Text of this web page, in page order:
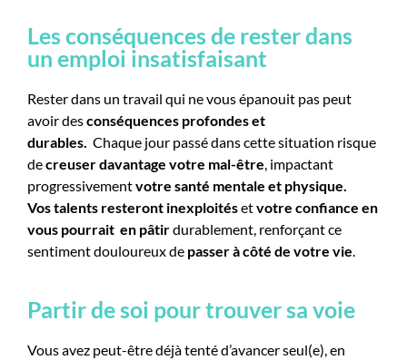
Les conséquences de rester dans
un emploi insatisfaisant
Rester dans un travail qui ne vous épanouit pas peut
avoir desconséquences profondes et
durables. Chaque jour passé dans cette situation risque
decreuser davantage votre mal-être, impactant
progressivementvotre santé mentale et physique.
Vostalents resteront inexploitésetvotre confiance en
vous pourrait en pâtirdurablement, renforçant ce
sentiment douloureux de passer à côté de votre vie.
Partir de soi pour trouver sa voie
Vous avez peut-être déjà tenté d’avancer seul(e), en